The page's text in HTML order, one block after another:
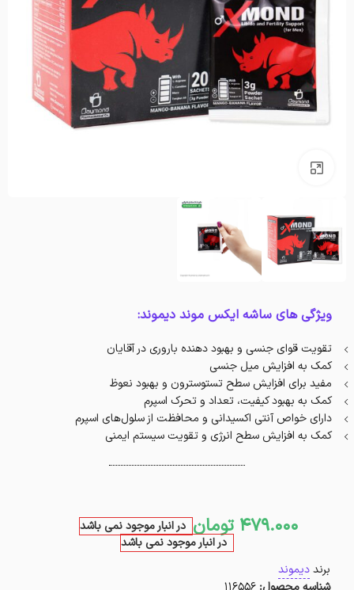
ویژگی های ساشه ایکس موند دیموند:
تقویت قوای جنسی و بهبود دهنده باروری در آقایان
کمک به افزایش میل جنسی
مفید برای افزایش سطح تستوسترون و بهبود نعوظ
کمک به بهبود کیفیت، تعداد و تحرک اسپرم
دارای خواص آنتی اکسیدانی و محافظت از سلول‌های اسپرم
کمک به افزایش سطح انرژی و تقویت سیستم ایمنی
479.000 تومان در انبار موجود نمی باشد
در انبار موجود نمی باشد
برنددیموند